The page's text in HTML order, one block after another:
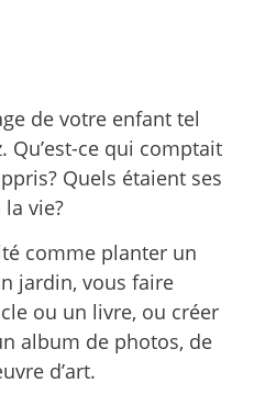
de votre enfant tel
Qu’est-ce qui comptait
Quels étaient ses
vie?
comme planter un
jardin, vous faire
ou un livre, ou créer
album de photos, de
d’art.